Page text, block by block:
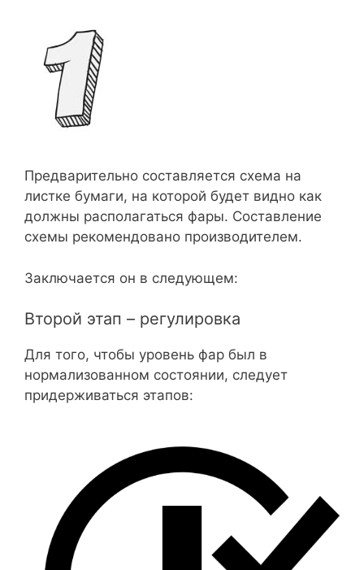
Предварительно составляется схема на
листке бумаги, на которой будет видно как
должны располагаться фары. Составление
схемы рекомендовано производителем.
Заключается он в следующем:
Второй этап – регулировка
Для того, чтобы уровень фар был в
нормализованном состоянии, следует
придерживаться этапов: